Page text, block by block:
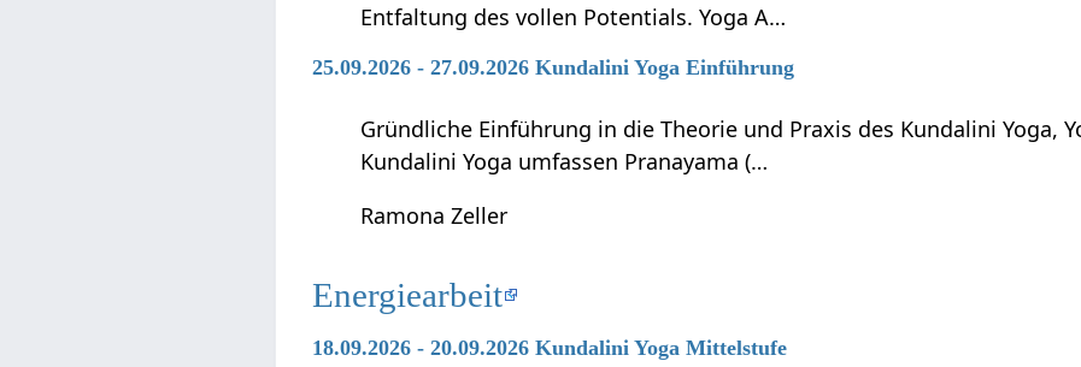
Entfaltung des vollen Potentials. Yoga A…
25.09.2026 - 27.09.2026 Kundalini Yoga Einführung
Gründliche Einführung in die Theorie und Praxis des Kundalini Yoga,
Kundalini Yoga umfassen Pranayama (…
Ramona Zeller
Energiearbeit
18.09.2026 - 20.09.2026 Kundalini Yoga Mittelstufe